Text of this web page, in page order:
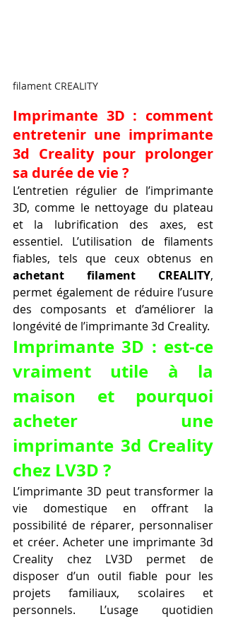
filament CREALITY
Imprimante 3D : comment
entretenir une imprimante
3d Creality pour prolonger
sa durée de vie ?
L’entretien régulier de l’imprimante
3D, comme le nettoyage du plateau
et la lubrification des axes, est
essentiel. L’utilisation de filaments
achetant filament CREALITY,
permet également de réduire l’usure
des composants et d’améliorer la
longévité de l’imprimante 3d Creality.
Imprimante 3D : est-ce
vraiment utile à la
maison et pourquoi
acheter une
imprimante 3d Creality
chez LV3D ?
L’imprimante 3D peut transformer la
vie domestique en offrant la
possibilité de réparer, personnaliser
et créer. Acheter une imprimante 3d
Creality chez LV3D permet de
disposer d’un outil fiable pour les
projets familiaux, scolaires et
personnels. L’usage quotidien